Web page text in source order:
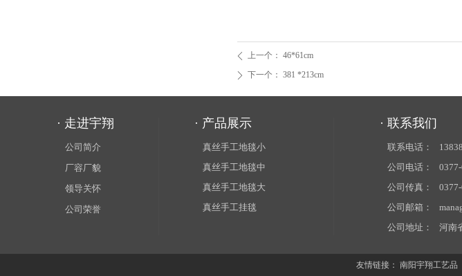
ꄲ 下一个： 381 *213cm
ꄴ 上一个： 46*61cm
公司简介
厂容厂貌
领导关怀
公司荣誉
· 联系我们
真丝手工地毯小
真丝手工地毯中
真丝手工地毯大
真丝手工挂毯
联系电话：
公司电话：
公司传真：
公司邮箱：
公司地址：
河南
· 产品展示
· 走进宇翔
友情链接： 南阳宇翔工艺品